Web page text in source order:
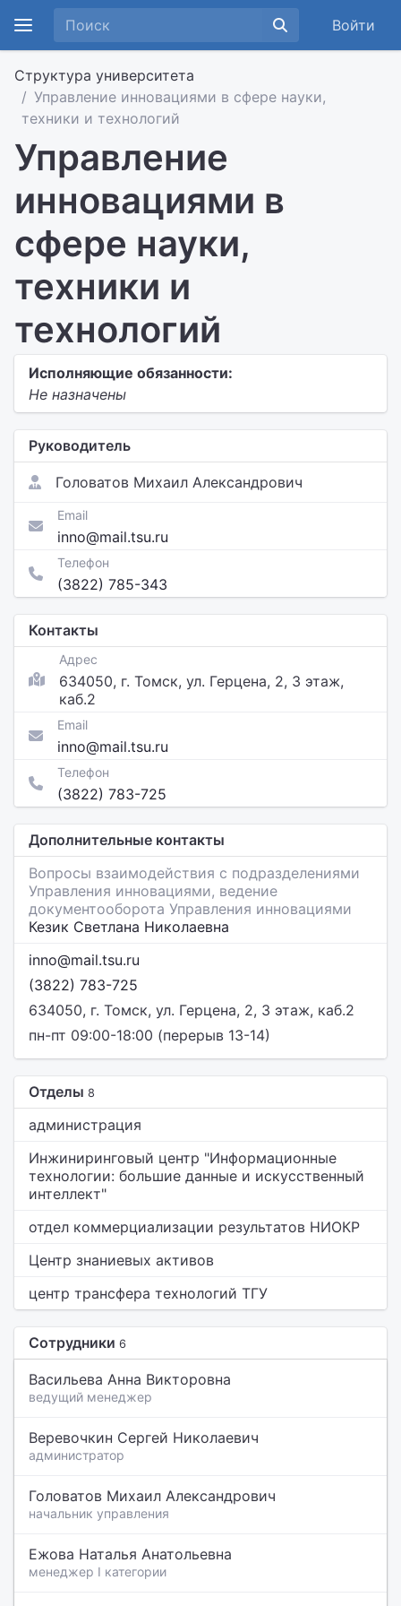
Войти
Структура университета
Управление инновациями в сфере науки,
техники и технологий
Управление
инновациями в
сфере науки,
техники и
технологий
Исполняющие обязанности:
Не назначены
Руководитель
Головатов Михаил Александрович
Email
inno@mail.tsu.ru
Телефон
(3822) 785-343
Контакты
Адрес
634050, г. Томск, ул. Герцена, 2, 3 этаж,
каб.2
Email
inno@mail.tsu.ru
Телефон
(3822) 783-725
Дополнительные контакты
Вопросы взаимодействия с подразделениями
Управления инновациями, ведение
документооборота Управления инновациями
Кезик Светлана Николаевна
inno@mail.tsu.ru
(3822) 783-725
634050, г. Томск, ул. Герцена, 2, 3 этаж, каб.2
пн-пт 09:00-18:00 (перерыв 13-14)
Отделы 8
администрация
Инжиниринговый центр "Информационные
технологии: большие данные и искусственный
интеллект"
отдел коммерциализации результатов НИОКР
Центр знаниевых активов
центр трансфера технологий ТГУ
Сотрудники 6
Васильева Анна Викторовна
ведущий менеджер
Веревочкин Сергей Николаевич
администратор
Головатов Михаил Александрович
начальник управления
Ежова Наталья Анатольевна
менеджер I категории